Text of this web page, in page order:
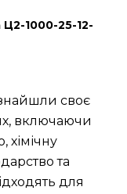
1000-25-12-
своє
включаючи
хімічну
та
для